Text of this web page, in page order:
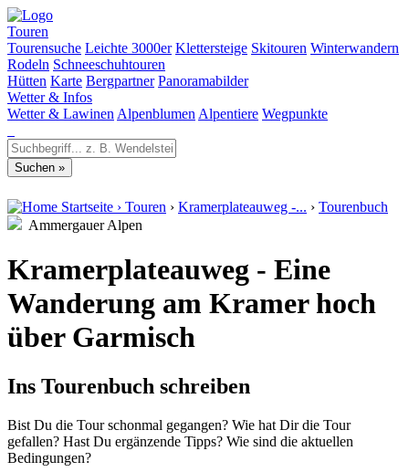
Touren
Tourensuche Leichte 3000er Klettersteige Skitouren Winterwandern
Rodeln Schneeschuhtouren
Hütten Karte Bergpartner Panoramabilder
Wetter & Infos
Wetter & Lawinen Alpenblumen Alpentiere Wegpunkte
Startseite › Touren › Kramerplateauweg -... › Tourenbuch
Ammergauer Alpen
Kramerplateauweg - Eine
Wanderung am Kramer hoch
über Garmisch
Ins Tourenbuch schreiben
Bist Du die Tour schonmal gegangen? Wie hat Dir die Tour
gefallen? Hast Du ergänzende Tipps? Wie sind die aktuellen
Bedingungen?